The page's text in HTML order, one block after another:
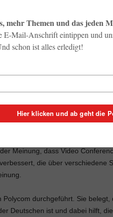
aber überzeugt, dass Gespräche mit
(Foto: Polycom)
Wie wichtig sind Videokonferenzen
Was müssen Teilnehmer einer
absolutes No-go? Ein neue
Business Video Conferencing
Unified Communications-
der Business Entscheider in
Weltweit sind es sogar
Meinung, dass Video
die über verschiedene
durchgeführt. Sie belegt,
Deutschen ist und dabei hilft, die